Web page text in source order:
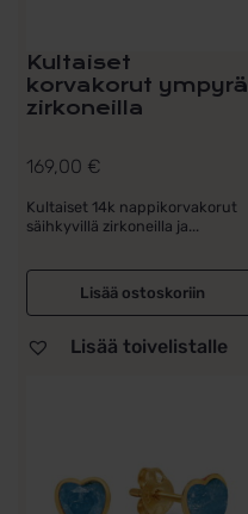
Kultaiset
korvakorut ympyrä
zirkoneilla
169,00 €
Kultaiset 14k nappikorvakorut
säihkyvillä zirkoneilla ja...
Lisää ostoskoriin
Lisää toivelistalle